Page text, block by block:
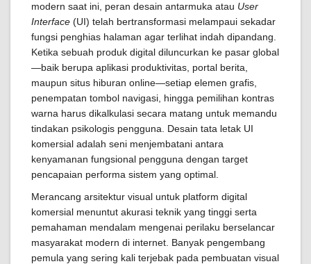
modern saat ini, peran desain antarmuka atau User
Interface (UI) telah bertransformasi melampaui sekadar
fungsi penghias halaman agar terlihat indah dipandang.
Ketika sebuah produk digital diluncurkan ke pasar global
—baik berupa aplikasi produktivitas, portal berita,
maupun situs hiburan online—setiap elemen grafis,
penempatan tombol navigasi, hingga pemilihan kontras
warna harus dikalkulasi secara matang untuk memandu
tindakan psikologis pengguna. Desain tata letak UI
komersial adalah seni menjembatani antara
kenyamanan fungsional pengguna dengan target
pencapaian performa sistem yang optimal.
Merancang arsitektur visual untuk platform digital
komersial menuntut akurasi teknik yang tinggi serta
pemahaman mendalam mengenai perilaku berselancar
masyarakat modern di internet. Banyak pengembang
pemula yang sering kali terjebak pada pembuatan visual